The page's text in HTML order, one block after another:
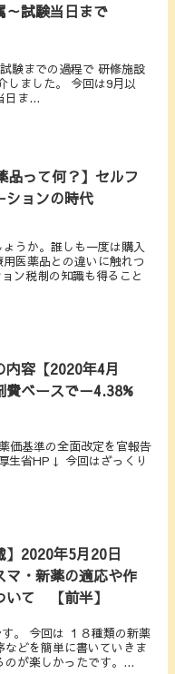
～試験当日まで
験までの過程で 研修施設
しました。 今回は9月以
日ま...
品って何？】セルフ
ションの時代
うか。誰しも一度は購入
医薬品との違いに触れつ
ン税制の知識も得ること
内容【2020年4月
ベースで－4.38%
価基準の全面改定を官報告
生省HP↓ 今回はざっくり
】2020年5月20日
マ・新薬の適応や作
いて 【前半】
。 今回は １８種類の新薬
どを簡単に書いていきま
のが楽しかったです。...